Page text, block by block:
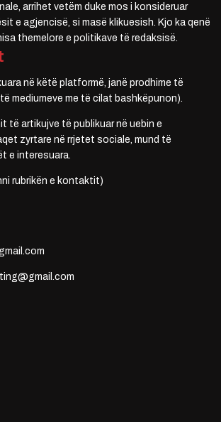
arrihet vetëm duke mos i konsideruar
e agjencisë, si masë klikuesish. Kjo ka qenë
themelore e politikave të redaksisë.
në këtë platformë, janë prodhime të
mediumeve me të cilat bashkëpunon).
të artikujve të publikuar në uebin e
zyrtare në rrjetet sociale, mund të
e interesuara.
rubrikën e kontaktit)